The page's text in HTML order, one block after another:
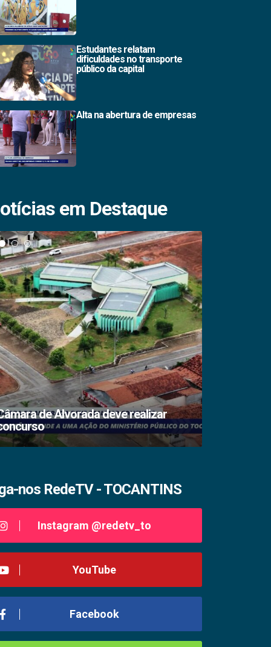
Estudantes relatam
dificuldades no transporte
público da capital
Alta na abertura de empresas
em Destaque
de Alvorada deve realizar
nos RedeTV - TOCANTINS
Instagram @redetv_to
YouTube
Facebook